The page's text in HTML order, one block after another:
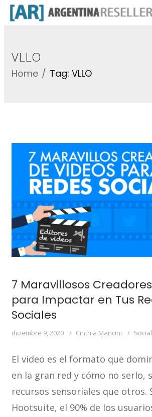
VLLO
Home Tag: VLLO
7 Maravillosos
para Impactar en Tus
Sociales
diciembre 9, 2020 Cinthia Mancini
El video es el formato que
en la gran red y cómo no serlo,
recursos sensoriales que otros.
Hootsuite, el 90% de los